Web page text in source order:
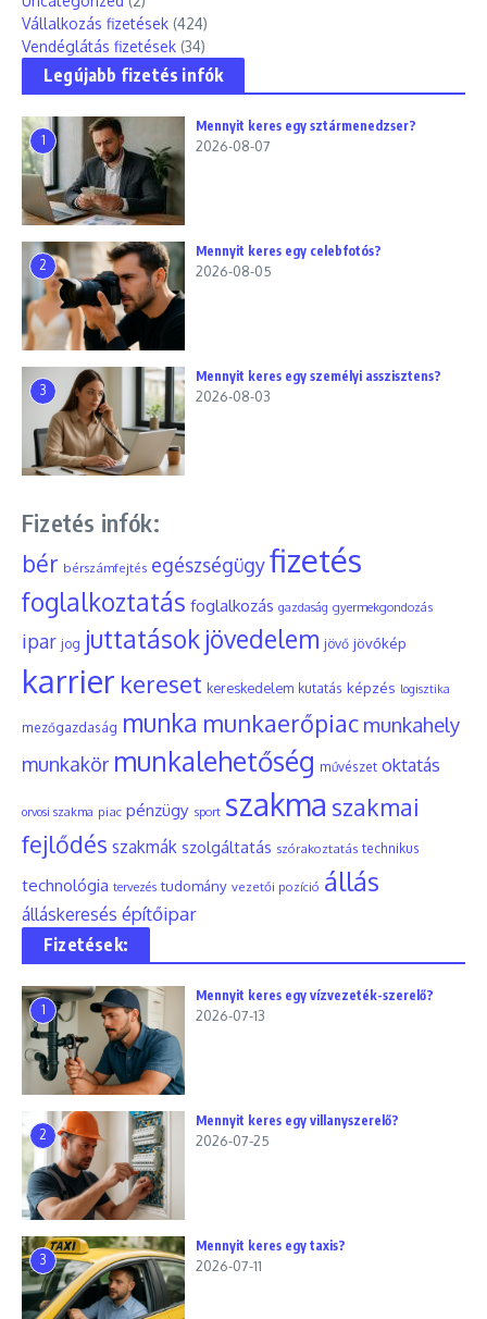
Vállalkozás fizetések (424)
Vendéglátás fizetések (34)
Legújabb fizetés infók
1
Mennyit keres egy sztármenedzser?
2026-08-07
2
Mennyit keres egy celebfotós?
2026-08-05
3
Mennyit keres egy személyi asszisztens?
2026-08-03
Fizetés infók:
bér bérszámfejtés egészségügyfizetés
foglalkoztatás foglalkozás gazdaság gyermekgondozás
ipar jog juttatások jövedelem jövő jövőkép
karrier kereset kereskedelem kutatás képzés logisztika
mezőgazdaság munka munkaerőpiac munkahely
munkakör munkalehetőség művészet oktatás
orvosi szakma piac pénzügy sport szakma szakmai
fejlődés szakmák szolgáltatás szórakoztatás technikus
technológia tervezés tudomány vezetői pozíció állás
álláskeresés építőipar
Fizetések:
1
Mennyit keres egy vízvezeték-szerelő?
2026-07-13
2
Mennyit keres egy villanyszerelő?
2026-07-25
3
Mennyit keres egy taxis?
2026-07-11